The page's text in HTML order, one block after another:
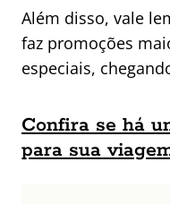
Além disso, vale
faz promoções
especiais,
Confira se há
para sua